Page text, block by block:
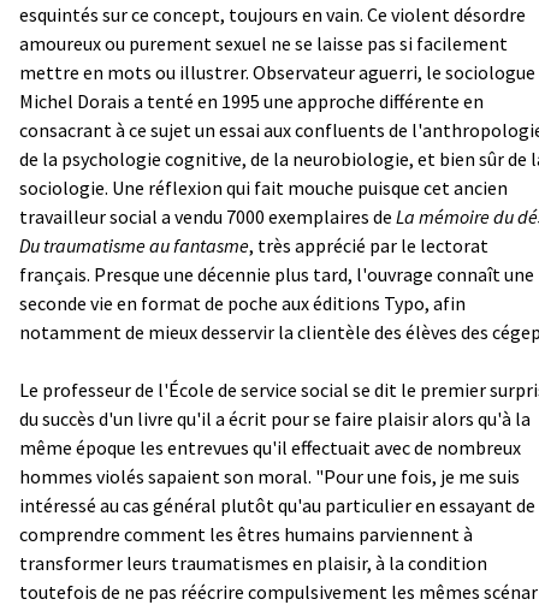
esquintés sur ce concept, toujours en vain. Ce violent désordre
amoureux ou purement sexuel ne se laisse pas si facilement
mettre en mots ou illustrer. Observateur aguerri, le sociologue
Michel Dorais a tenté en 1995 une approche différente en
consacrant à ce sujet un essai aux confluents de
de la psychologie cognitive, de la neurobiologie, et bien sûr de
sociologie. Une réflexion qui fait mouche puisque cet ancien
travailleur social a vendu 7000 exemplaires de La mémoire du
Du traumatisme au fantasme, très apprécié par le lectorat
français. Presque une décennie plus tard, l'ouvrage connaît une
seconde vie en format de poche aux éditions Typo, afin
notamment de mieux desservir la clientèle des élèves des
Le professeur de l'École de service social se dit le premier
du succès d'un livre qu'il a écrit pour se faire plaisir alors qu'à la
même époque les entrevues qu'il effectuait avec de nombreux
hommes violés sapaient son moral. "Pour une fois, je me suis
intéressé au cas général plutôt qu'au particulier en essayant de
comprendre comment les êtres humains parviennent à
transformer leurs traumatismes en plaisir, à la condition
toutefois de ne pas réécrire compulsivement les mêmes